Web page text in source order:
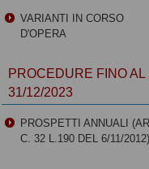
VARIANTI IN CORSO
D'OPERA
PROCEDURE FINO AL
31/12/2023
PROSPETTI ANNUALI
C. 32 L.190 DEL 6/11/2012)